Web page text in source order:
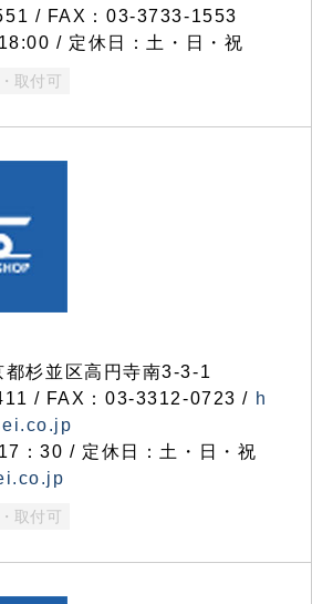
/ FAX：03-3733-1553
/ 定休日：土・日・祝
取付可
杉並区高円寺南3-3-1
/ FAX：03-3312-0723 / h
：30 / 定休日：土・日・祝
取付可